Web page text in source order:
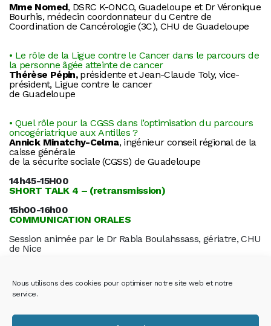
Nous utilisons des cookies pour optimiser notre site web et notre
service.
Mme Nomed, DSRC K-ONCO, Guadeloupe et Dr Véronique
Bourhis, médecin coordonnateur du Centre de
Coordination de Cancérologie (3C), CHU de Guadeloupe
• Le rôle de la Ligue contre le Cancer dans le parcours de
la personne âgée atteinte de cancer
Thérèse Pépin, présidente et Jean-Claude Toly, vice-
président, Ligue contre le cancer
de Guadeloupe
• Quel rôle pour la CGSS dans l’optimisation du parcours
oncogériatrique aux Antilles ?
Annick Minatchy-Celma, ingénieur conseil régional de la
caisse générale
de la sécurite sociale (CGSS) de Guadeloupe
14h45-15H00
SHORT TALK 4 – (retransmission)
15h00-16h00
COMMUNICATION ORALES
Session animée par le Dr Rabia Boulahssass, gériatre, CHU
de Nice